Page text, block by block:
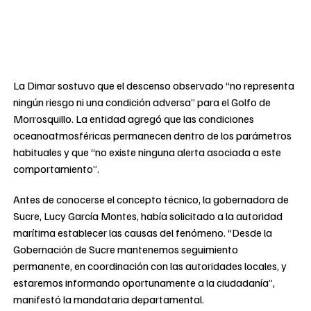
La Dimar sostuvo que el descenso observado “no representa
ningún riesgo ni una condición adversa” para el Golfo de
Morrosquillo. La entidad agregó que las condiciones
oceanoatmosféricas permanecen dentro de los parámetros
habituales y que “no existe ninguna alerta asociada a este
comportamiento”.
Antes de conocerse el concepto técnico, la gobernadora de
Sucre, Lucy García Montes, había solicitado a la autoridad
marítima establecer las causas del fenómeno. “Desde la
Gobernación de Sucre mantenemos seguimiento
permanente, en coordinación con las autoridades locales, y
estaremos informando oportunamente a la ciudadanía”,
manifestó la mandataria departamental.